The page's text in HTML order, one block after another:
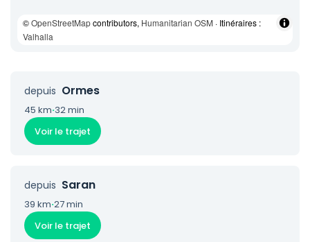
©OpenStreetMapcontributors, Humanitarian OSM · Itinéraires :
Valhalla
depuis Ormes
45 km·32 min
Voir le trajet
depuis Saran
39 km·27 min
Voir le trajet